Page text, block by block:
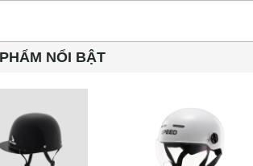
NỔI BẬT